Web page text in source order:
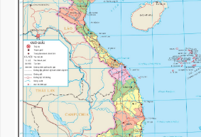
Nghị quyết của Bộ Chính trị
Việt Nam ở nước ngoài
Phú Thọ cần phát triển dựa
Công nghiệp công nghệ
nông nghiệp xanh